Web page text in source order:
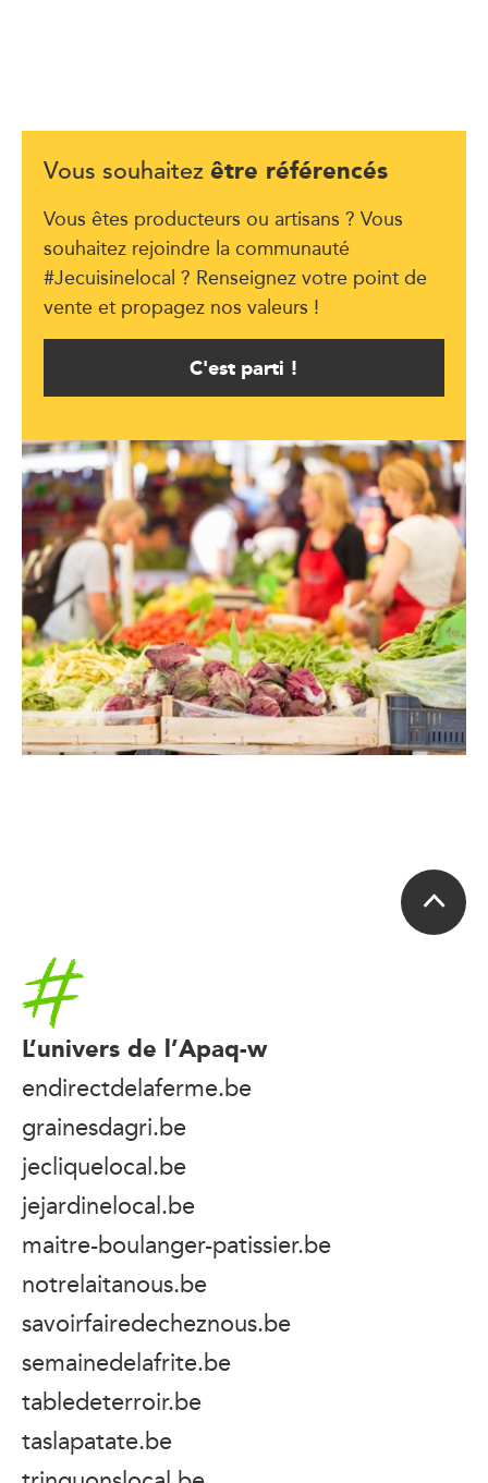
Vous souhaitez être référencés
Vous êtes producteurs ou artisans ? Vous
souhaitez rejoindre la communauté
#Jecuisinelocal ? Renseignez votre point de
vente et propagez nos valeurs !
C'est parti !
Accueil
L’univers de l’Apaq-w
endirectdelaferme.be
grainesdagri.be
jecliquelocal.be
jejardinelocal.be
maitre-boulanger-patissier.be
notrelaitanous.be
savoirfairedecheznous.be
semainedelafrite.be
tabledeterroir.be
taslapatate.be